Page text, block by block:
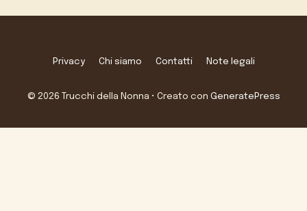
Privacy Chi siamo Contatti Note legali
© 2026 Trucchi della Nonna • Creato con GeneratePress